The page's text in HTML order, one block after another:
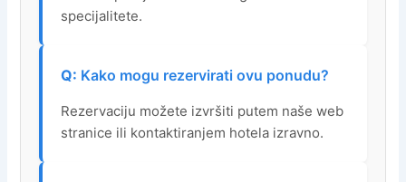
specijalitete.
Kako mogu rezervirati ovu ponudu?
Rezervaciju možete izvršiti putem naše web
stranice ili kontaktiranjem hotela izravno.